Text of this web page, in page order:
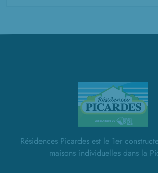
Résidences Picardes est le 1er
maisons individuelles dans la